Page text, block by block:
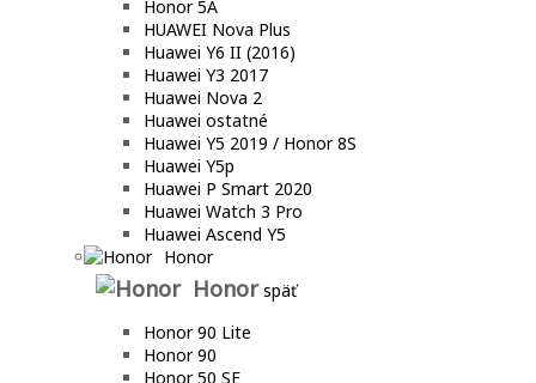
Honor 5A
HUAWEI Nova Plus
Huawei Y6 II (2016)
Huawei Y3 2017
Huawei Nova 2
Huawei ostatné
Huawei Y5 2019 / Honor 8S
Huawei Y5p
Huawei P Smart 2020
Huawei Watch 3 Pro
Huawei Ascend Y5
Honor
Honor späť
Honor 90 Lite
Honor 90
Honor 50 SE